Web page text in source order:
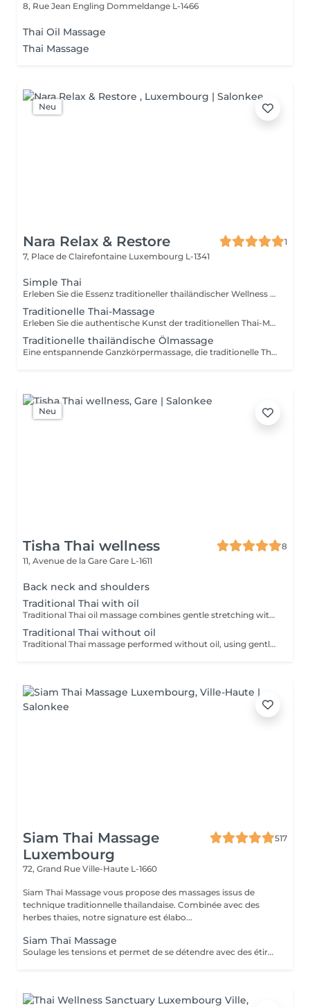
8, Rue Jean Engling Dommeldange L-1466
Thai Oil Massage
Thai Massage
Neu
Nara Relax & Restore
1
7, Place de Clairefontaine Luxembourg L-1341
Simple Thai
Erleben Sie die Essenz traditioneller thailändischer Wellness in einem harmonischen Wohlfühlritual. Entwickelt, um den Körper zu entspannen, muskuläre Verspannungen zu lösen, die Durchblutung zu fördern und ein lang anhaltendes Gefühl von Balance und Wohlbefinden zu schenken. Enthalten sind: Traditionelle Thai-Ölmassage 90 Min. Thai-Fußreflexzonenmassage 45 Min.
Traditionelle Thai-Massage
Erleben Sie die authentische Kunst der traditionellen Thai-Massage eine Ganzkörperbehandlung ohne Öl, die Akupressur, Dehnungen und rhythmische Drucktechniken kombiniert. Ideal zur Lösung von Muskelverspannungen, zur Verbesserung der Beweglichkeit, zur Förderung der Durchblutung und für ein nachhaltiges Gefühl von Entspannung und Wohlbefinden.
Traditionelle thailändische Ölmassage
Eine entspannende Ganzkörpermassage, die traditionelle Thai-Massagetechniken mit hochwertigen natürlichen Ölen kombiniert. Sanfte Drucktechniken und fließende Bewegungen helfen, Muskelverspannungen zu lösen, die Durchblutung zu fördern, Stress abzubauen und Körper sowie Geist nachhaltig zu entspannen.
Neu
Tisha Thai wellness
8
11, Avenue de la Gare Gare L-1611
Back neck and shoulders
Traditional Thai with oil
Traditional Thai oil massage combines gentle stretching with flowing massage techniques using warm oil to ease muscle tension, improve circulation, and promote deep relaxation.
Traditional Thai without oil
Traditional Thai massage performed without oil, using gentle stretching and acupressure techniques to relieve muscle tension, improve flexibility, and promote deep relaxation.
Siam Thai Massage
Luxembourg
517
72, Grand Rue Ville-Haute L-1660
Siam Thaï Massage vous propose des massages issus de
technique traditionnelle thaïlandaise. Combinée avec des
herbes thaïes, notre signature est élabo...
Siam Thaï Massage
Soulage les tensions et permet de se détendre avec des étirements délicats de votre corps pour améliorer la mobilité et la flexibilité, suivie par les techniques de massage thaï par des pressions, sans utilisation dhuile.